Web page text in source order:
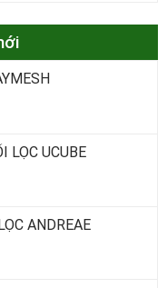
LỌC UCUBE
ANDREAE